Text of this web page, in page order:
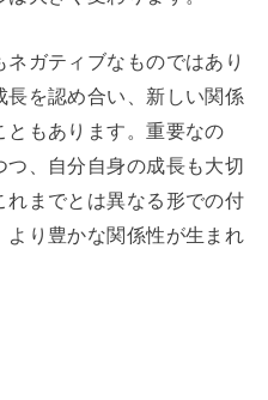
ガティブなものではあり
長を認め合い、新しい関係
もあります。重要なの
、自分自身の成長も大切
れまでとは異なる形での付
より豊かな関係性が生まれ